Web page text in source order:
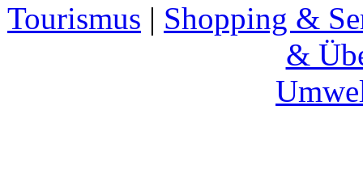
Tourismus | Shopping &
&